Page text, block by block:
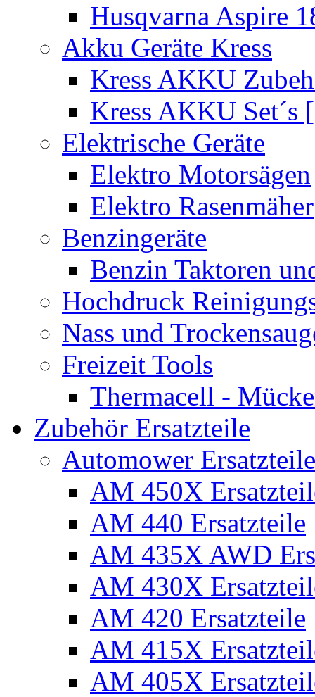
Husqvarna Aspire
Akku Geräte Kress
Kress AKKU
Kress AKKU Set´s
Elektrische Geräte
Elektro Motorsägen
Elektro Rasenmäher
Benzingeräte
Benzin Taktoren
Hochdruck
Nass und
Freizeit Tools
Thermacell -
Zubehör Ersatzteile
Automower
AM 450X
AM 440 Ersatzteile
AM 435X AWD
AM 430X
AM 420 Ersatzteile
AM 415X
AM 405X